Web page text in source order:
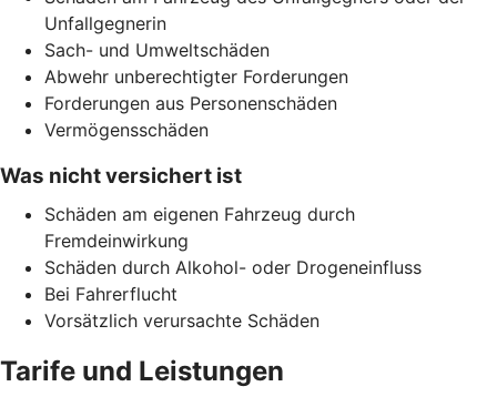
Unfallgegnerin
Sach- und Umweltschäden
Abwehr unberechtigter Forderungen
Forderungen aus Personenschäden
Vermögensschäden
Was nicht versichert ist
Schäden am eigenen Fahrzeug durch
Fremdeinwirkung
Schäden durch Alkohol- oder Drogeneinfluss
Bei Fahrerflucht
Vorsätzlich verursachte Schäden
Tarife und Leistungen